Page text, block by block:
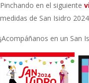
Pinchando en el siguiente
medidas de San Isidro
¡Acompáñanos en un San